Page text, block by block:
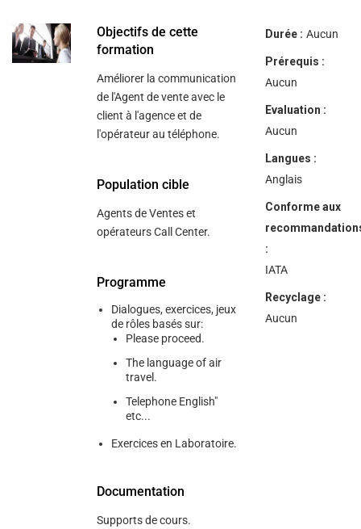
navigate
and
interact
Objectifs de cette
formation
Améliorer la communication
de l'Agent de vente avec le
client à l'agence et de
l'opérateur au téléphone.
Population cible
Agents de Ventes et
opérateurs Call Center.
Programme
Dialogues, exercices, jeux
de rôles basés sur:
Please proceed.
The language of air
travel.
Telephone English"
etc...
Exercices en Laboratoire.
Documentation
Supports de cours.
Durée : Aucun
Prérequis :
Aucun
Evaluation :
Aucun
Langues :
Anglais
Conforme aux
:
IATA
Recyclage :
Aucun